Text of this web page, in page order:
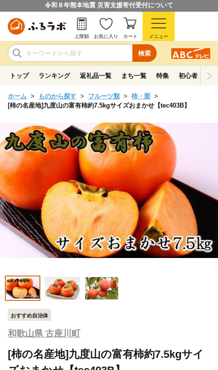
令和８年熊本地震 災害支援寄付受付について
検索
上限額 お気に入り カート メニュー
トップ ランキング 返礼品一覧 まち一覧 特集 初心者ガイド
ホーム ものから探す フルーツ類
柿・栗
[柿の名産地]九度山の富有柿約7.5kgサイズおまかせ【tec403B】
おすすめ自治体
和歌山県 古座川町
[柿の名産地]九度山の富有柿約7.5kgサイ